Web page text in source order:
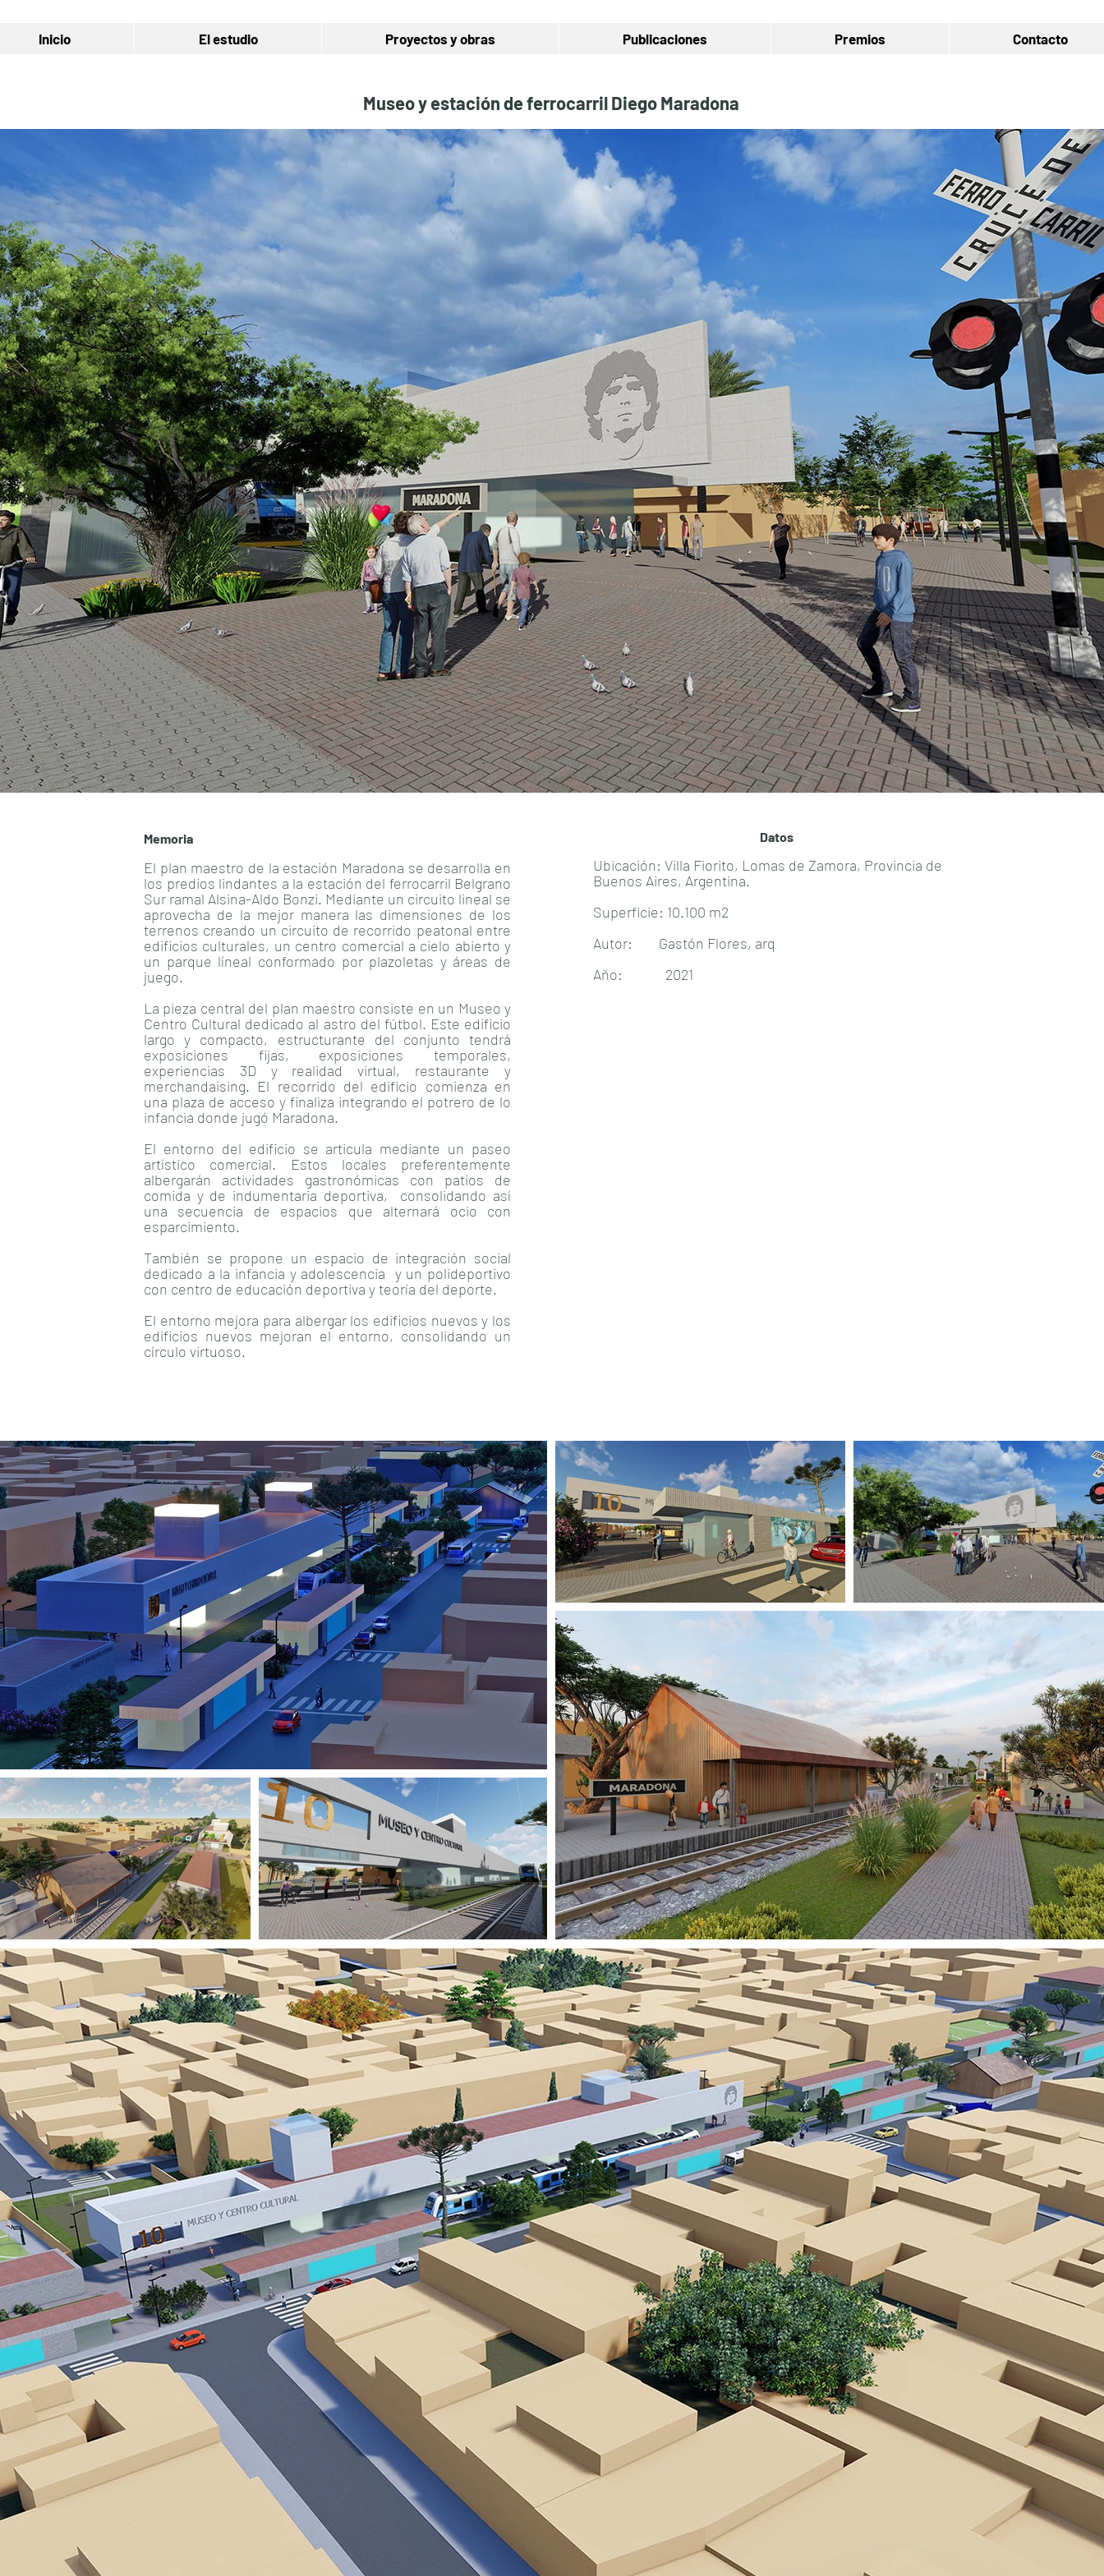
Inicio El estudio Proyectos y obras Publicaciones Premios Contacto
Museo y estación de ferrocarril Diego Maradona
Memoria
El plan maestro de la estación Maradona se desarrolla en
los predios lindantes a la estación del ferrocarril Belgrano
Sur ramal Alsina-Aldo Bonzi. Mediante un circuito lineal se
aprovecha de la mejor manera las dimensiones de los
terrenos creando un circuito de recorrido peatonal entre
edificios culturales, un centro comercial a cielo abierto y
un parque líneal conformado por plazoletas y áreas de
juego.
La pieza central del plan maestro consiste en un Museo y
Centro Cultural dedicado al astro del fútbol. Este edificio
largo y compacto, estructurante del conjunto tendrá
exposiciones fijas, exposiciones temporales,
experiencias 3D y realidad virtual, restaurante y
merchandaising. El recorrido del edificio comienza en
una plaza de acceso y finaliza integrando el potrero de lo
infancia donde jugó Maradona.
El entorno del edificio se articula mediante un paseo
artístico comercial. Estos locales preferentemente
albergarán actividades gastronómicas con patios de
comida y de indumentaria deportiva, consolidando así
una secuencia de espacios que alternará ocio con
esparcimiento.
También se propone un espacio de integración social
dedicado a la infancia y adolescencia y un polideportivo
con centro de educación deportiva y teoría del deporte.
El entorno mejora para albergar los edificios nuevos y los
edificios nuevos mejoran el entorno, consolidando un
círculo virtuoso.
Datos
Ubicación: Villa Fiorito, Lomas de Zamora, Provincia de
Buenos Aires, Argentina.
Superficie: 10.100 m2
Autor: Gastón Flores, arq
Año: 2021